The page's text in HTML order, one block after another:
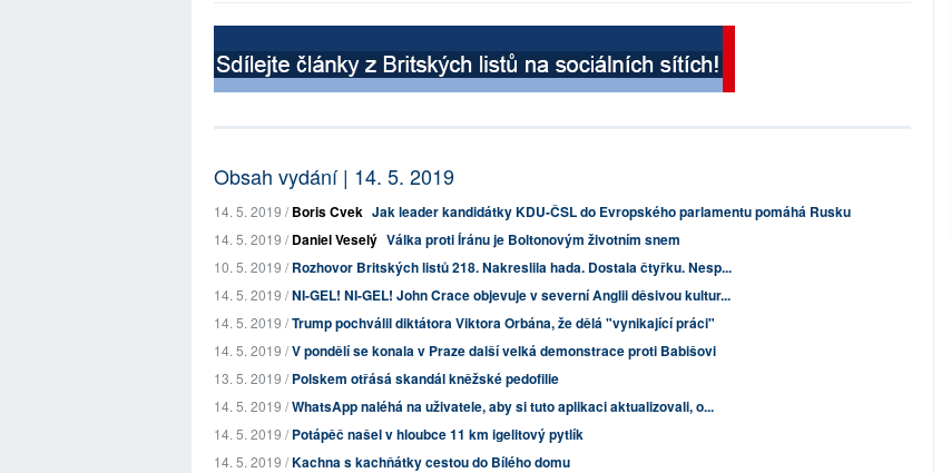
Obsah vydání | 14. 5. 2019
14. 5. 2019 /Boris Cvek Jak leader kandidátky KDU-ČSL do Evropského parlamentu pomáhá Rusku
14. 5. 2019 /Daniel Veselý Válka proti Íránu je Boltonovým životním snem
10. 5. 2019 /Rozhovor Britských listů 218. Nakreslila hada. Dostala čtyřku. Nesp...
14. 5. 2019 /NI-GEL! NI-GEL! John Crace objevuje v severní Anglii děsivou kultur...
14. 5. 2019 /Trump pochválil diktátora Viktora Orbána, že dělá "vynikající práci"
14. 5. 2019 /V pondělí se konala v Praze další velká demonstrace proti Babišovi
13. 5. 2019 /Polskem otřásá skandál kněžské pedofilie
14. 5. 2019 /WhatsApp naléhá na uživatele, aby si tuto aplikaci aktualizovali, o...
14. 5. 2019 /Potápěč našel v hloubce 11 km igelitový pytlík
14. 5. 2019 /Kachna s kachňátky cestou do Bílého domu